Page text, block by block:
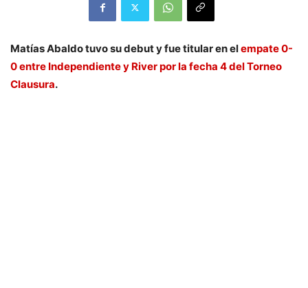
Matías Abaldo tuvo su debut y fue titular en elempate 0-
0 entre Independiente y River por la fecha 4 del Torneo
Clausura.